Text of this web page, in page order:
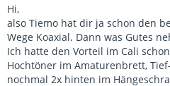
Hi,
also Tiemo hat dir ja schon den
Wege Koaxial. Dann was Gutes
Ich hatte den Vorteil im Cali
Hochtöner im Amaturenbrett,
nochmal 2x hinten im